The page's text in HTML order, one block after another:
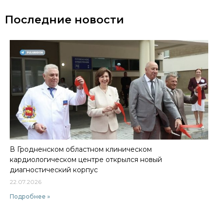
Последние новости
В Гродненском областном клиническом
кардиологическом центре открылся новый
диагностический корпус
22.07.2026
Подробнее »